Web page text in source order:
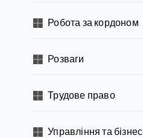
Робота за кордоном
Розваги
Трудове право
Управління та бізнес